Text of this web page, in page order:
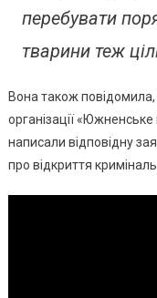
перебувати
тварини теж
Вона також
організації
написали відповідну
про відкриття